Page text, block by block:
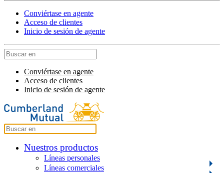
Conviértase en agente
Acceso de clientes
Inicio de sesión de agente
Conviértase en agente
Acceso de clientes
Inicio de sesión de agente
Nuestros productos
Líneas personales
Líneas comerciales